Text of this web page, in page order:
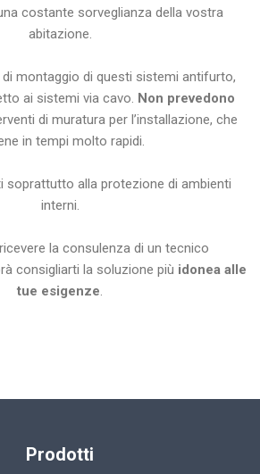
costante sorveglianza della vostra
abitazione.
montaggio di questi sistemi antifurto,
ai sistemi via cavo. Non prevedono
di muratura per l’installazione, che
in tempi molto rapidi.
soprattutto alla protezione di ambienti
interni.
la consulenza di un tecnico
consigliarti la soluzione più idonea alle
tue esigenze.
Prodotti